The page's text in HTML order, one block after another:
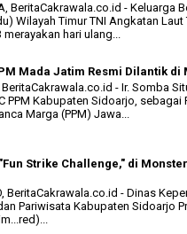
BeritaCakrawala.co.id - Keluarga
Wilayah Timur TNI Angkatan Laut
merayakan hari ulang...
Mada Jatim Resmi Dilantik di
BeritaCakrawala.co.id - Ir. Somba
PPM Kabupaten Sidoarjo, sebagai
Marga (PPM) Jawa...
Strike Challenge," di
BeritaCakrawala.co.id - Dinas
Pariwisata Kabupaten Sidoarjo